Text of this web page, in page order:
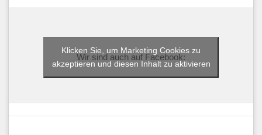
Wir sind auch auf Facebook:
Klicken Sie, um Marketing Cookies zu
akzeptieren und diesen Inhalt zu aktivieren